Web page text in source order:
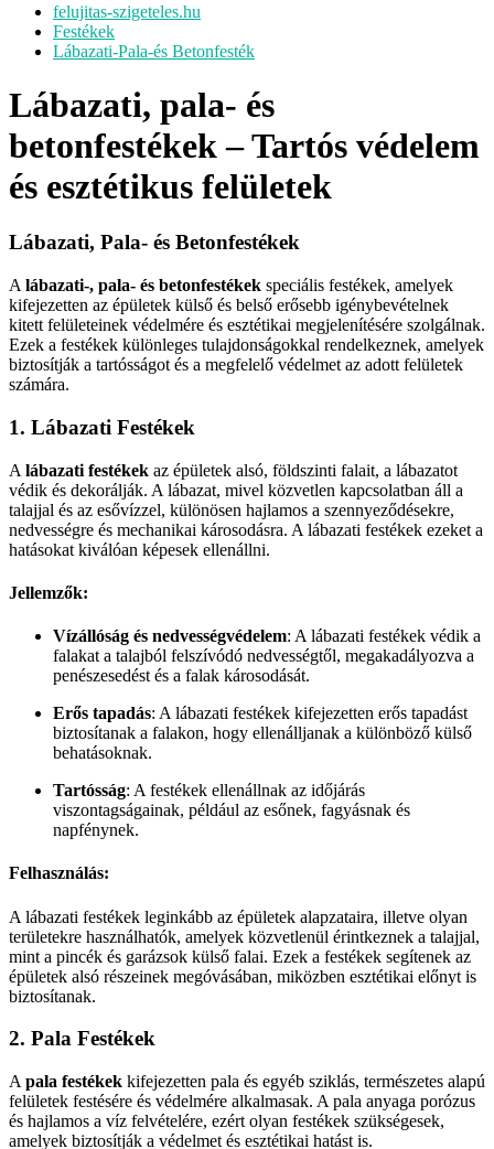
felujitas-szigeteles.hu
Festékek
Lábazati-Pala-és Betonfesték
Lábazati, pala- és
betonfestékek – Tartós védelem
és esztétikus felületek
Lábazati, Pala- és Betonfestékek
A lábazati-, pala- és betonfestékek speciális festékek, amelyek
kifejezetten az épületek külső és belső erősebb igénybevételnek
kitett felületeinek védelmére és esztétikai megjelenítésére szolgálnak.
Ezek a festékek különleges tulajdonságokkal rendelkeznek, amelyek
biztosítják a tartósságot és a megfelelő védelmet az adott felületek
számára.
1. Lábazati Festékek
A lábazati festékek az épületek alsó, földszinti falait, a lábazatot
védik és dekorálják. A lábazat, mivel közvetlen kapcsolatban áll a
talajjal és az esővízzel, különösen hajlamos a szennyeződésekre,
nedvességre és mechanikai károsodásra. A lábazati festékek ezeket a
hatásokat kiválóan képesek ellenállni.
Jellemzők:
Vízállóság és nedvességvédelem: A lábazati festékek védik a
falakat a talajból felszívódó nedvességtől, megakadályozva a
penészesedést és a falak károsodását.
Erős tapadás: A lábazati festékek kifejezetten erős tapadást
biztosítanak a falakon, hogy ellenálljanak a különböző külső
behatásoknak.
Tartósság: A festékek ellenállnak az időjárás
viszontagságainak, például az esőnek, fagyásnak és
napfénynek.
Felhasználás:
A lábazati festékek leginkább az épületek alapzataira, illetve olyan
területekre használhatók, amelyek közvetlenül érintkeznek a talajjal,
mint a pincék és garázsok külső falai. Ezek a festékek segítenek az
épületek alsó részeinek megóvásában, miközben esztétikai előnyt is
biztosítanak.
2. Pala Festékek
A pala festékek kifejezetten pala és egyéb sziklás, természetes alapú
felületek festésére és védelmére alkalmasak. A pala anyaga porózus
és hajlamos a víz felvételére, ezért olyan festékek szükségesek,
amelyek biztosítják a védelmet és esztétikai hatást is.